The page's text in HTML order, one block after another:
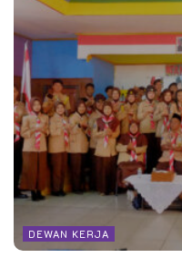
DEWAN KERJA